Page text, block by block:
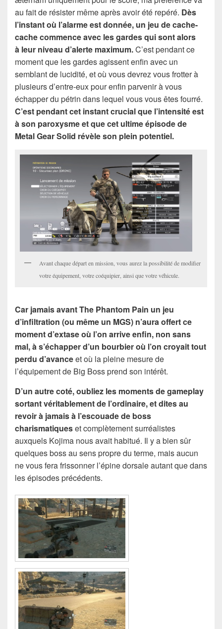
au fait de résister même après avoir été repéré. Dès
l’instant où l’alarme est donnée, un jeu de cache-
cache commence avec les gardes qui sont alors
à leur niveau d’alerte maximum.C’est pendant ce
moment que les gardes agissent enfin avec un
semblant de lucidité, et où vous devrez vous frotter à
plusieurs d’entre-eux pour enfin parvenir à vous
échapper du pétrin dans lequel vous vous êtes fourré.
C’est pendant cet instant crucial que l’intensité est
à son paroxysme et que cet ultime épisode de
Metal Gear Solid révèle son plein potentiel.
Avant chaque départ en mission, vous aurez la possibilité de modifier
votre équipement, votre coéquipier, ainsi que votre véhicule.
Car jamais avant The Phantom Pain un jeu
d’infiltration (ou même un MGS) n’aura offert ce
moment d’extase où l’on arrive enfin, non sans
mal, à s’échapper d’un bourbier où l’on croyait tout
perdu d’avanceet où la pleine mesure de
l’équipement de Big Boss prend son intérêt.
D’un autre coté, oubliez les moments de gameplay
sortant véritablement de l’ordinaire, et dites au
revoir à jamais à l’escouade de boss
charismatiqueset complètement surréalistes
auxquels Kojima nous avait habitué. Il y a bien sûr
quelques boss au sens propre du terme, mais aucun
ne vous fera frissonner l’épine dorsale autant que dans
les épisodes précédents.